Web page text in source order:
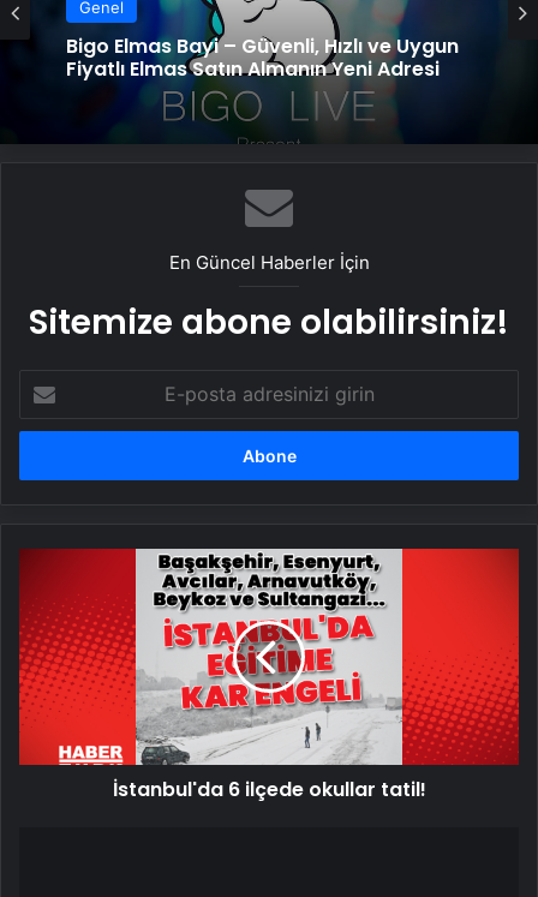
Genel
Bigo Elmas Bayi – Güvenli, Hızlı ve Uygun
Fiyatlı Elmas Satın Almanın Yeni Adresi
En Güncel Haberler İçin
Sitemize abone olabilirsiniz!
posta
adresinizi
ilçede
okullar
tatil!
İstanbul'da 6 ilçede okullar tatil!